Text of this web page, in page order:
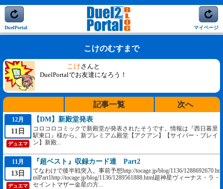
DuelPortal マイページ
こけのむすまで
こけさんと
DuelPortalでお友達になろう！
記事一覧 次へ
12月
11日
デュエマ
【DM】新殿堂発表
コロコロコミックで新殿堂が発表されたそうです。情報は『西日暮里
駅東口』様から。新プレミアム殿堂【アクアン】【サイバー・ブレイ
ン】新殿...
11月
13日
デュエマ
『超ベスト』収録カード達 Part2
てなわけで後半戦突入。事前予想http://tocage.jp/blog/1136/1288692670.ht
mlPart1http://tocage.jp/blog/1136/1289561888.html超神星ヴィーナス・ラ・
セイントマザー金星の方...